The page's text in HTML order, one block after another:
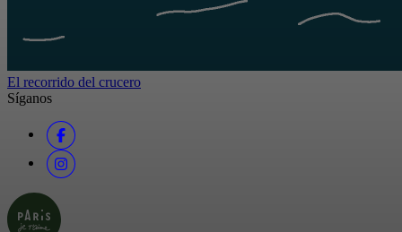
El recorrido del crucero
Síganos